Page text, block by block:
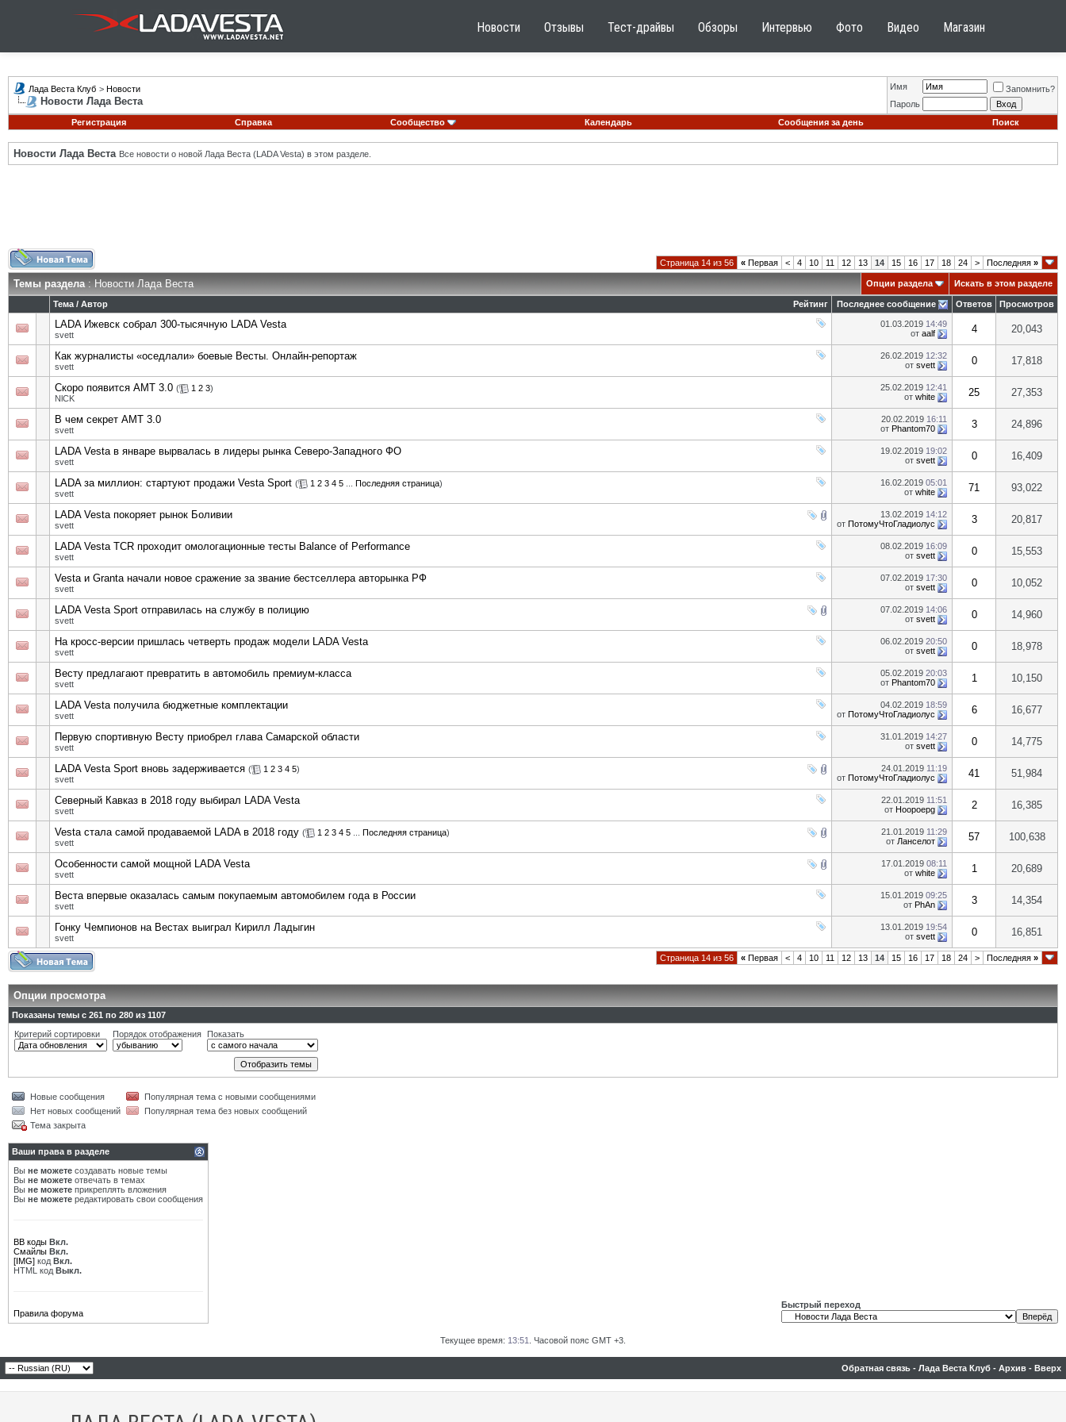
Новости Отзывы Тест-драйвы Обзоры Интервью Фото Видео Магазин
Лада Веста Клуб > Новости
Новости Лада Веста
Имя
Запомнить?
Пароль
Регистрация
Справка Сообщество Календарь Сообщения за день Поиск
Новости Лада Веста Все новости о новой Лада Веста (LADA Vesta) в этом разделе.
Страница 14 из 56 « Первая < 4 10 11 12 13 14 15 16 17 18 24 > Последняя »
Темы раздела: Новости Лада Веста Опции раздела Искать в этом разделе
Рейтинг
Тема / Автор Последнее сообщение Ответов Просмотров
LADA Ижевск собрал 300-тысячную LADA Vesta
svett
01.03.2019 14:49
от aalf 4 20,043
Как журналисты «оседлали» боевые Весты. Онлайн-репортаж
svett
26.02.2019 12:32
от svett 0 17,818
Скоро появится АМТ 3.0 ( 1 2 3)
NlCK
25.02.2019 12:41
от white 25 27,353
В чем секрет АМТ 3.0
svett
20.02.2019 16:11
от Phantom70 3 24,896
LADA Vesta в январе вырвалась в лидеры рынка Северо-Западного ФО
svett
19.02.2019 19:02
от svett 0 16,409
LADA за миллион: стартуют продажи Vesta Sport ( 1 2 3 4 5 Последняя страница)
svett
16.02.2019 05:01
от white 71 93,022
LADA Vesta покоряет рынок Боливии
svett
13.02.2019 14:12
от ПотомуЧтоГладиолус 3 20,817
LADA Vesta TCR проходит омологационные тесты Balance of Performance
svett
08.02.2019 16:09
от svett 0 15,553
Vesta и Granta начали новое сражение за звание бестселлера авторынка РФ
svett
07.02.2019 17:30
от svett 0 10,052
LADA Vesta Sport отправилась на службу в полицию
svett
07.02.2019 14:06
от svett 0 14,960
На кросс-версии пришлась четверть продаж модели LADA Vesta
svett
06.02.2019 20:50
от svett 0 18,978
Весту предлагают превратить в автомобиль премиум-класса
svett
05.02.2019 20:03
от Phantom70 1 10,150
LADA Vesta получила бюджетные комплектации
svett
04.02.2019 18:59
от ПотомуЧтоГладиолус 6 16,677
Первую спортивную Весту приобрел глава Самарской области
svett
31.01.2019 14:27
от svett 0 14,775
LADA Vesta Sport вновь задерживается ( 1 2 3 4 5)
svett
24.01.2019 11:19
от ПотомуЧтоГладиолус 41 51,984
Северный Кавказ в 2018 году выбирал LADA Vesta
svett
22.01.2019 11:51
от Hoopoepg 2 16,385
Vesta стала самой продаваемой LADA в 2018 году ( 1 2 3 4 5 Последняя страница)
svett
21.01.2019 11:29
от Ланселот 57 100,638
Особенности самой мощной LADA Vesta
svett
17.01.2019 08:11
от white 1 20,689
Веста впервые оказалась самым покупаемым автомобилем года в России
svett
15.01.2019 09:25
от PhAn 3 14,354
Гонку Чемпионов на Вестах выиграл Кирилл Ладыгин
svett
13.01.2019 19:54
от svett 0 16,851
Страница 14 из 56 « Первая < 4 10 11 12 13 14 15 16 17 18 24 > Последняя »
Опции просмотра
Показаны темы с 261 по 280 из 1107
Критерий сортировки
Порядок отображения Показать
Новые сообщения
Популярная тема с новыми сообщениями
Нет новых сообщений
Популярная тема без новых сообщений
Тема закрыта
Ваши права в разделе
Вы не можете создавать новые темы
Вы не можете отвечать в темах
Вы не можете прикреплять вложения
Вы не можете редактировать свои сообщения
BB коды Вкл.
Смайлы Вкл.
[IMG] код Вкл.
HTML код Выкл.
Правила форума
Быстрый переход
Текущее время: 13:51 . Часовой пояс GMT +3.
Обратная связь - Лада Веста Клуб - Архив - Вверх